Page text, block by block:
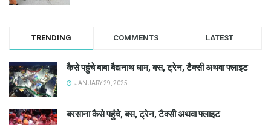
TRENDING COMMENTS LATEST
कैसे पहुंचे बाबा बैद्यनाथ धाम, बस, ट्रेन, टैक्सी अथवा फ्लाइट
JANUARY 29, 2025
बरसाना कैसे पहुंचे, बस, ट्रेन, टैक्सी अथवा फ्लाइट